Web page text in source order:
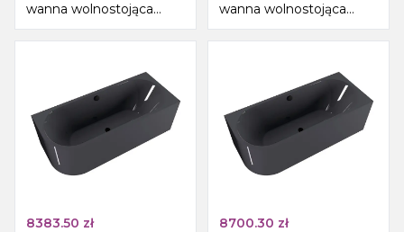
wanna wolnostojąca
przyścienna
180x75x60cm,
wanna wolnostojąca
przyścienna
160x75x60cm, szary
8383.50 zł
8700.30 zł